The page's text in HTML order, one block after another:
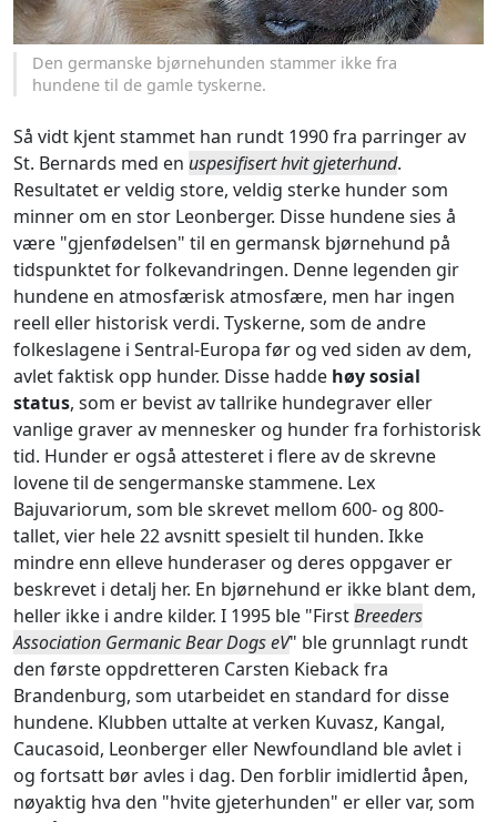
Den germanske bjørnehunden stammer ikke fra
hundene til de gamle tyskerne.
Så vidt kjent stammet han rundt 1990 fra parringer av
St. Bernards med en uspesifisert hvit gjeterhund.
Resultatet er veldig store, veldig sterke hunder som
minner om en stor Leonberger. Disse hundene sies å
være "gjenfødelsen" til en germansk bjørnehund på
tidspunktet for folkevandringen. Denne legenden gir
hundene en atmosfærisk atmosfære, men har ingen
reell eller historisk verdi. Tyskerne, som de andre
folkeslagene i Sentral-Europa før og ved siden av dem,
avlet faktisk opp hunder. Disse hadde høy sosial
status, som er bevist av tallrike hundegraver eller
vanlige graver av mennesker og hunder fra forhistorisk
tid. Hunder er også attesteret i flere av de skrevne
lovene til de sengermanske stammene. Lex
Bajuvariorum, som ble skrevet mellom 600- og 800-
tallet, vier hele 22 avsnitt spesielt til hunden. Ikke
mindre enn elleve hunderaser og deres oppgaver er
beskrevet i detalj her. En bjørnehund er ikke blant dem,
heller ikke i andre kilder. I 1995 ble "FirstBreeders
Association Germanic Bear Dogs eV" ble grunnlagt rundt
den første oppdretteren Carsten Kieback fra
Brandenburg, som utarbeidet en standard for disse
hundene. Klubben uttalte at verken Kuvasz, Kangal,
Caucasoid, Leonberger eller Newfoundland ble avlet i
og fortsatt bør avles i dag. Den forblir imidlertid åpen,
nøyaktig hva den "hvite gjeterhunden" er eller var, som